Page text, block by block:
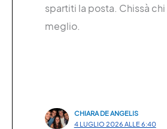
spartiti la posta. Chissà
meglio.
CHIARA DE ANGELIS
4 LUGLIO 2026 ALLE 6:40